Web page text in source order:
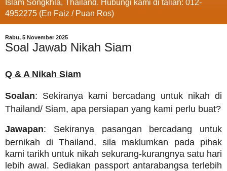
Islam Songkhla, Thailand. Hubungi kami di talian: 012-
4952275 (En Faiz / Puan Ros)
Rabu, 5 November 2025
Soal Jawab Nikah Siam
Q & A Nikah Siam
Soalan: Sekiranya kami bercadang untuk nikah di
Thailand/ Siam, apa persiapan yang kami perlu buat?
Jawapan: Sekiranya pasangan bercadang untuk
bernikah di Thailand, sila maklumkan pada pihak
kami tarikh untuk nikah sekurang-kurangnya satu hari
lebih awal. Sediakan passport antarabangsa terlebih